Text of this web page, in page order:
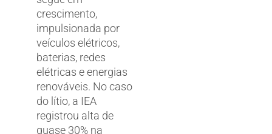
crescimento,
impulsionada por
veículos elétricos,
baterias, redes
elétricas e energias
renováveis. No caso
do lítio, a IEA
registrou alta de
quase 30% na